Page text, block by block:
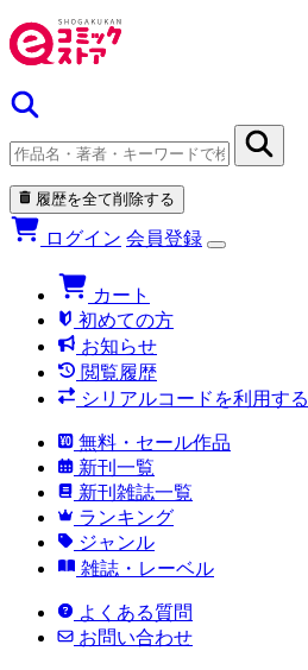
履歴を全て削除する
ログイン 会員登録
カート
初めての方
お知らせ
閲覧履歴
シリアルコードを利用する
無料・セール作品
新刊一覧
新刊雑誌一覧
ランキング
ジャンル
雑誌・レーベル
よくある質問
お問い合わせ